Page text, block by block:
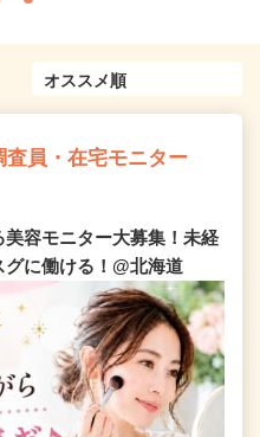
員・在宅モニター
容モニター大募集！未経
に働ける！@北海道